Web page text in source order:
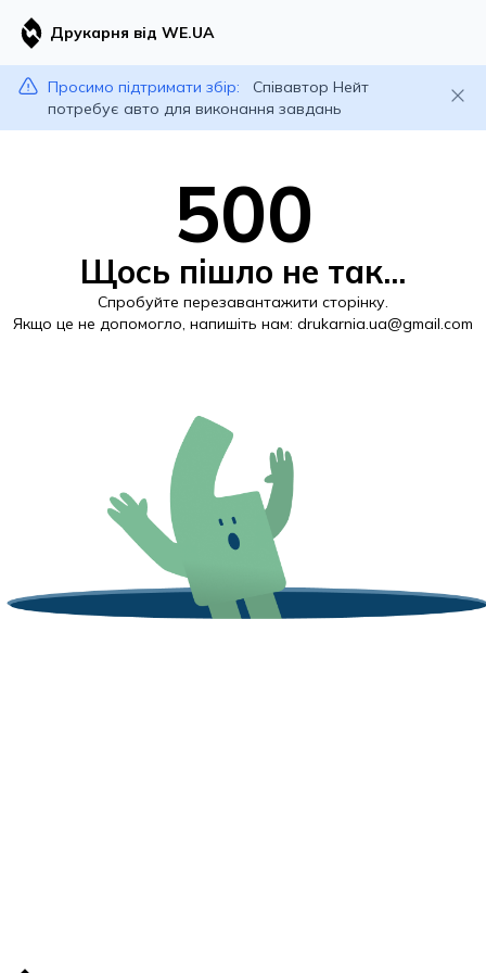
Друкарня від WE.UA
Просимо підтримати збір:
Співавтор Нейт
потребує авто для виконання завдань
500
Щось пішло не так...
Спробуйте перезавантажити сторінку.
Якщо це не допомогло, напишіть нам: drukarnia.ua@gmail.com